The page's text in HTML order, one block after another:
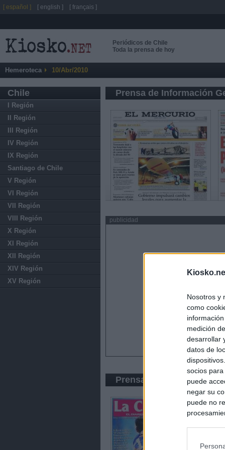
Nosotros y
como
medición
desarrollar
datos de
socios
puede
negar su
puede no
Periódicos de Chile
Toda la prensa de hoy
Hemeroteca 10/Abr/2010
Chile
I Región
II Región
III Región
IV Región
IX Región
Santiago de Chile
V Región
VI Región
VII Región
VIII Región
X Región
XI Región
XII Región
XIV Región
XV Región
Prensa de Información
publicidad
Prensa Popular
[ español ] [ english ] [ français ]